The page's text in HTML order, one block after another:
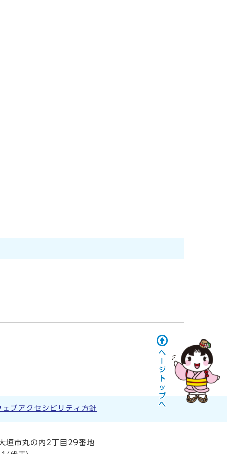
ェブアクセシビリティ方針
垣市丸の内2丁目29番地